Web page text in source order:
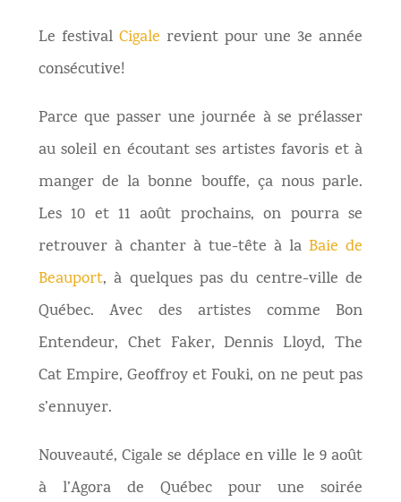
Le festival Cigale revient pour une 3e année
consécutive!
Parce que passer une journée à se prélasser
au soleil en écoutant ses artistes favoris et à
manger de la bonne bouffe, ça nous parle.
Les 10 et 11 août prochains, on pourra se
retrouver à chanter à tue-tête à laBaie de
Beauport, à quelques pas du centre-ville de
Québec. Avec des artistes comme Bon
Entendeur, Chet Faker, Dennis Lloyd, The
Cat Empire, Geoffroy et Fouki, on ne peut pas
s’ennuyer.
Nouveauté, Cigale se déplace en ville le 9 août
à l’Agora de Québec pour une soirée